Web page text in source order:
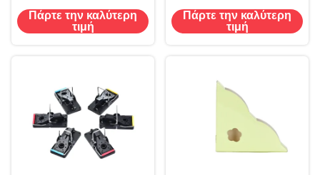
ελατήριο πλαστικό
μεταλλικό ποντίκι
42*23*42cm
Πάρτε την καλύτερη
τιμή
ποντικοπαγίδα
δολοφόνο για τον
Πάρτε την καλύτερη
τιμή